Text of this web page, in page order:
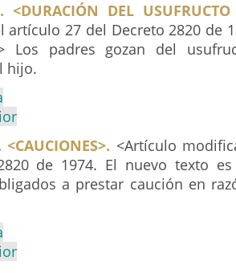
<DURACIÓN DEL USUFRUCTO
27 del Decreto 2820 de
Los padres gozan del
hijo.
<Artículo
de 1974. El nuevo texto
a prestar caución en